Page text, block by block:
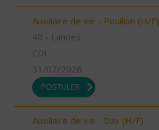
Auxiliaire de vie - Pouillon (H/F)
40 - Landes
CDI
31/07/2026
POSTULER
Auxiliaire de vie - Dax (H/F)